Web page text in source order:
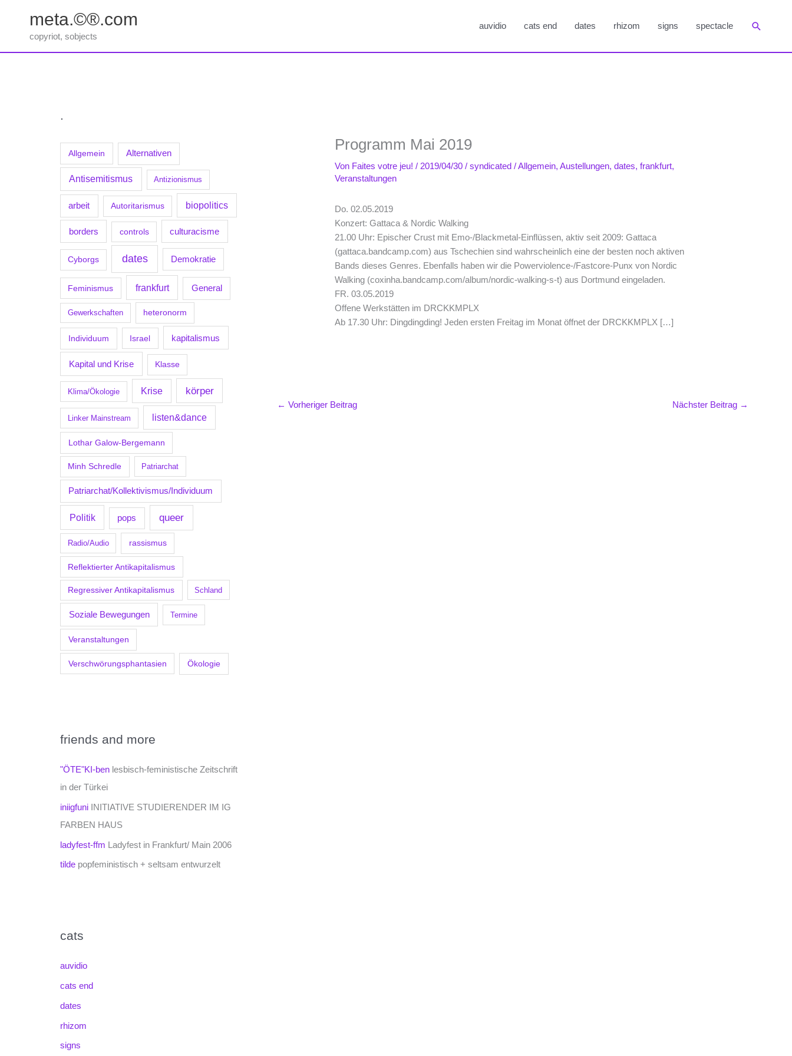
springen
meta.©®.com
copyriot, sobjects
auvidio cats end dates rhizom signs spectacle Suchen
.
Allgemein Alternativen
Antisemitismus Antizionismus
arbeit Autoritarismus biopolitics
borders controls culturacisme
Cyborgs dates Demokratie
Feminismus frankfurt General
Gewerkschaften heteronorm
Individuum Israel kapitalismus
Kapital und Krise Klasse
Klima/Ökologie Krise körper
Linker Mainstream listen&dance
Lothar Galow-Bergemann
Minh Schredle Patriarchat
Patriarchat/Kollektivismus/Individuum
Politik pops queer
Radio/Audio rassismus
Reflektierter Antikapitalismus
Regressiver Antikapitalismus Schland
Soziale Bewegungen Termine
Veranstaltungen
Verschwörungsphantasien Ökologie
friends and more
"ÖTE"KI-ben lesbisch-feministische Zeitschrift
in der Türkei
iniigfuni INITIATIVE STUDIERENDER IM IG
FARBEN HAUS
ladyfest-ffm Ladyfest in Frankfurt/ Main 2006
tilde popfeministisch + seltsam entwurzelt
cats
auvidio
cats end
dates
rhizom
signs
Programm Mai 2019
Von Faites votre jeu!/ 2019/04/30/syndicated /Allgemein,Austellungen,dates,frankfurt,
Veranstaltungen
Do. 02.05.2019
Konzert: Gattaca & Nordic Walking
21.00 Uhr: Epischer Crust mit Emo-/Blackmetal-Einflüssen, aktiv seit 2009: Gattaca
(gattaca.bandcamp.com) aus Tschechien sind wahrscheinlich eine der besten noch aktiven
Bands dieses Genres. Ebenfalls haben wir die Powerviolence-/Fastcore-Punx von Nordic
Walking (coxinha.bandcamp.com/album/nordic-walking-s-t) aus Dortmund eingeladen.
FR. 03.05.2019
Offene Werkstätten im DRCKKMPLX
Ab 17.30 Uhr: Dingdingding! Jeden ersten Freitag im Monat öffnet der DRCKKMPLX […]
← Vorheriger Beitrag Nächster Beitrag →